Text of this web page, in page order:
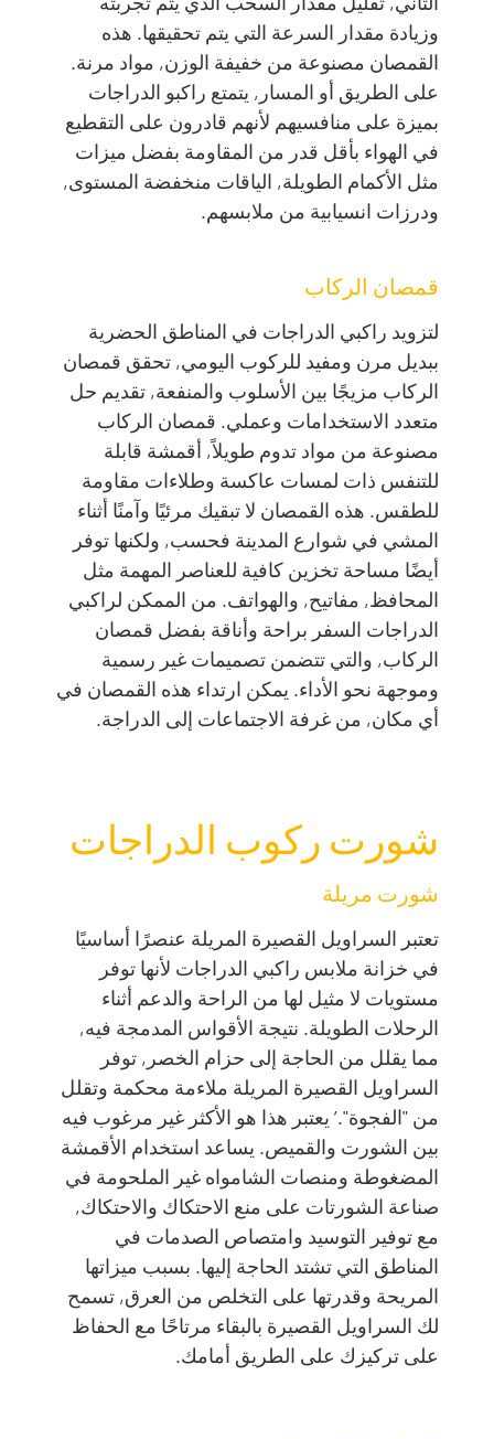
وزيادة مقدار السرعة التي يتم تحقيقها. هذه
القمصان مصنوعة من خفيفة الوزن, مواد مرنة.
على الطريق أو المسار, يتمتع راكبو الدراجات
بميزة على منافسيهم لأنهم قادرون على التقطيع
في الهواء بأقل قدر من المقاومة بفضل ميزات
مثل الأكمام الطويلة, الياقات منخفضة المستوى,
ودرزات انسيابية من ملابسهم.
قمصان الركاب
لتزويد راكبي الدراجات في المناطق الحضرية
ببديل مرن ومفيد للركوب اليومي, تحقق قمصان
الركاب مزيجًا بين الأسلوب والمنفعة, تقديم حل
متعدد الاستخدامات وعملي. قمصان الركاب
مصنوعة من مواد تدوم طويلاً, أقمشة قابلة
للتنفس ذات لمسات عاكسة وطلاءات مقاومة
للطقس. هذه القمصان لا تبقيك مرئيًا وآمنًا أثناء
المشي في شوارع المدينة فحسب, ولكنها توفر
أيضًا مساحة تخزين كافية للعناصر المهمة مثل
المحافظ, مفاتيح, والهواتف. من الممكن لراكبي
الدراجات السفر براحة وأناقة بفضل قمصان
الركاب, والتي تتضمن تصميمات غير رسمية
وموجهة نحو الأداء. يمكن ارتداء هذه القمصان في
أي مكان, من غرفة الاجتماعات إلى الدراجة.
شورت ركوب الدراجات
شورت مريلة
تعتبر السراويل القصيرة المريلة عنصرًا أساسيًا
في خزانة ملابس راكبي الدراجات لأنها توفر
مستويات لا مثيل لها من الراحة والدعم أثناء
الرحلات الطويلة. نتيجة الأقواس المدمجة فيه,
مما يقلل من الحاجة إلى حزام الخصر, توفر
السراويل القصيرة المريلة ملاءمة محكمة وتقلل
من "الفجوة".’ يعتبر هذا هو الأكثر غير مرغوب فيه
بين الشورت والقميص. يساعد استخدام الأقمشة
المضغوطة ومنصات الشامواه غير الملحومة في
صناعة الشورتات على منع الاحتكاك والاحتكاك,
مع توفير التوسيد وامتصاص الصدمات في
المناطق التي تشتد الحاجة إليها. بسبب ميزاتها
المريحة وقدرتها على التخلص من العرق, تسمح
لك السراويل القصيرة بالبقاء مرتاحًا مع الحفاظ
على تركيزك على الطريق أمامك.